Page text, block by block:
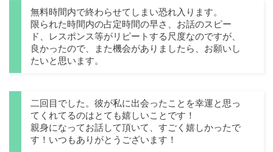
無料時間内で終わらせてしまい恐れ入ります。
限られた時間内の占定時間の早さ、お話のスピー
ド、レスポンス等がリピートする尺度なのですが、
良かったので、また機会がありましたら、お願いし
たいと思います。
二回目でした。彼が私に出会ったことを幸運と思っ
てくれてるのはとても嬉しいことです！
親身になってお話して頂いて、すごく嬉しかったで
す！いつもありがとうございます！